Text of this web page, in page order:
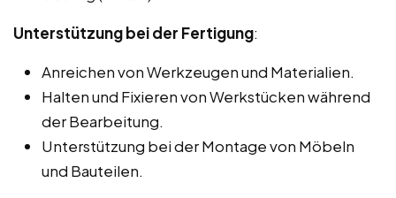
Unterstützung bei der Fertigung:
Anreichen von Werkzeugen und Materialien.
Halten und Fixieren von Werkstücken während
der Bearbeitung.
Unterstützung bei der Montage von Möbeln
und Bauteilen.